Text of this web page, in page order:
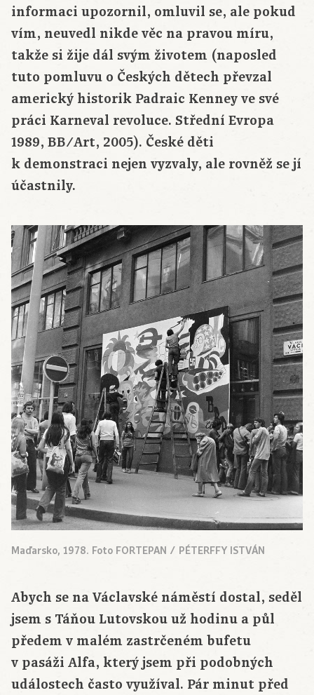
informaci upozornil, omluvil se, ale pokud
vím, neuvedl nikde věc na pravou míru,
takže si žije dál svým životem (naposled
tuto pomluvu o Českých dětech převzal
americký historik Padraic Kenney ve své
práci Karneval revoluce. Střední Evropa
1989, BB/Art, 2005). České děti
k demonstraci nejen vyzvaly, ale rovněž se jí
účastnily.
Maďarsko, 1978. Foto FORTEPAN / PÉTERFFY ISTVÁN
Abych se na Václavské náměstí dostal, seděl
jsem s Táňou Lutovskou už hodinu a půl
předem v malém zastrčeném bufetu
v pasáži Alfa, který jsem při podobných
událostech často využíval. Pár minut před